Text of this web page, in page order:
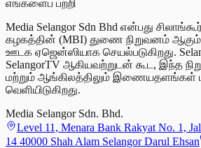
எங்களைப் பற்றி
Media Selangor Sdn Bhd என்பது
கழகத்தின் (MBI) துணை நிறுவனம்
ஊடக ஏஜென்ஸியாக செயல்படுகிறது.
SelangorTV ஆகியவற்றுடன் கூட, இந்த
மற்றும் ஆங்கிலத்திலும் இணையதளங்கள்
வெளியிடுகிறது.
Media Selangor Sdn. Bhd.
Level 11, Menara Bank Rakyat No. 1,
14 40000 Shah Alam Selangor Darul Ehsan